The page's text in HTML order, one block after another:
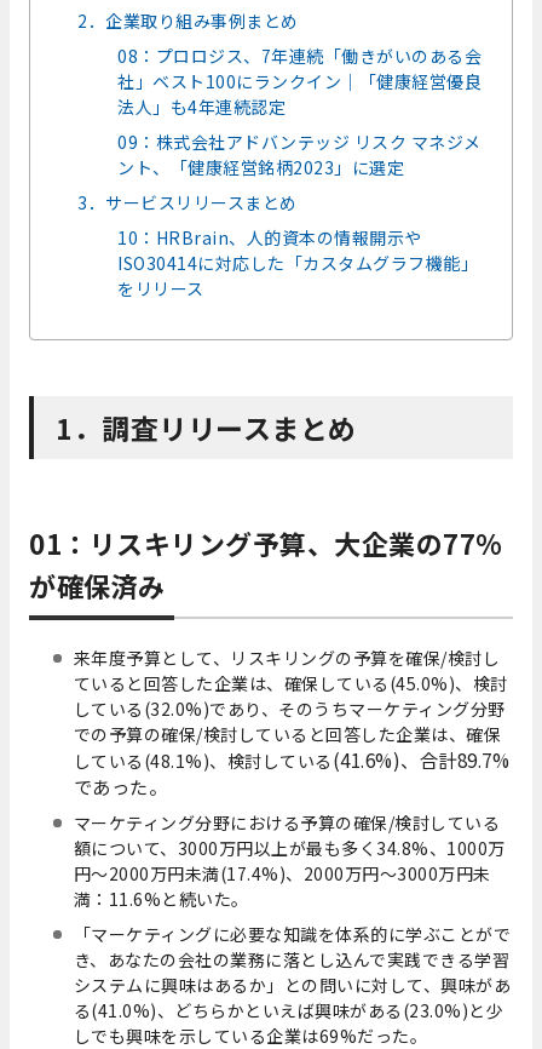
2．企業取り組み事例まとめ
08：プロロジス、7年連続「働きがいのある会
社」ベスト100にランクイン｜「健康経営優良
法人」も4年連続認定
09：株式会社アドバンテッジ リスク マネジメ
ント、「健康経営銘柄2023」に選定
3．サービスリリースまとめ
10：HRBrain、人的資本の情報開示や
ISO30414に対応した「カスタムグラフ機能」
をリリース
1．調査リリースまとめ
01：リスキリング予算、大企業の77%
が確保済み
来年度予算として、リスキリングの予算を確保/検討し
ていると回答した企業は、確保している(45.0%)、検討
している(32.0%)であり、そのうちマーケティング分野
での予算の確保/検討していると回答した企業は、確保
している(48.1%)、検討している (41.6%)、合計89.7%
であった。
マーケティング分野における予算の確保/検討している
額について、3000万円以上が最も多く34.8%、1000万
円～2000万円未満(17.4%)、2000万円～3000万円未
満：11.6%と続いた。
「マーケティングに必要な知識を体系的に学ぶことがで
き、あなたの会社の業務に落とし込んで実践できる学習
システムに興味はあるか」との問いに対して、興味があ
る(41.0%)、どちらかといえば興味がある(23.0%)と少
しでも興味を示している企業は69%だった。